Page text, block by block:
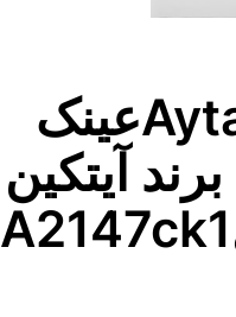
Aytakinعینک
آیتکین
مدلA2147ck1